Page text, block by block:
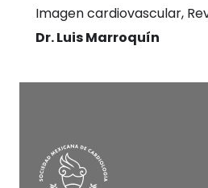
Imagen cardiovascular,
Dr. Luis Marroquín